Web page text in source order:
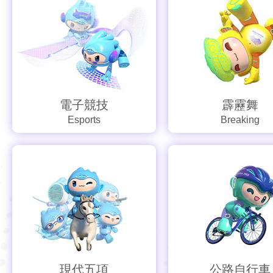
電子競技
Esports
霹靂舞
Breaking
現代五項 公路自行車